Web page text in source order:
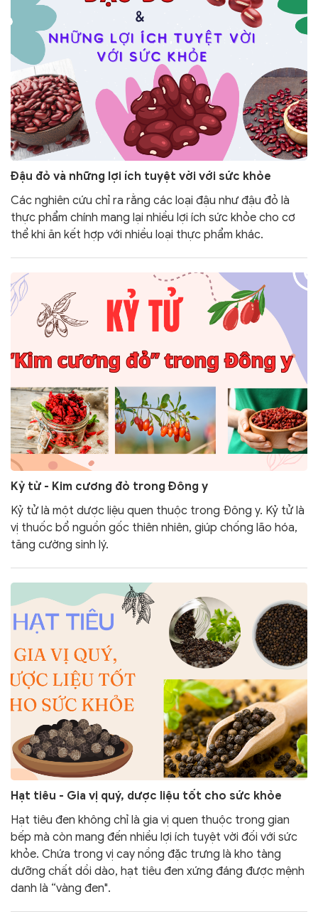
Đậu đỏ và những lợi ích tuyệt vời với sức khỏe
Các nghiên cứu chỉ ra rằng các loại đậu như đậu đỏ là
thực phẩm chính mang lại nhiều lợi ích sức khỏe cho cơ
thể khi ăn kết hợp với nhiều loại thực phẩm khác.
Kỷ tử - Kim cương đỏ trong Đông y
Kỷ tử là một dược liệu quen thuộc trong Đông y. Kỷ tử là
vị thuốc bổ nguồn gốc thiên nhiên, giúp chống lão hóa,
tăng cường sinh lý.
Hạt tiêu - Gia vị quý, dược liệu tốt cho sức khỏe
Hạt tiêu đen không chỉ là gia vị quen thuộc trong gian
bếp mà còn mang đến nhiều lợi ích tuyệt vời đối với sức
khỏe. Chứa trong vị cay nồng đặc trưng là kho tàng
dưỡng chất dồi dào, hạt tiêu đen xứng đáng được mệnh
danh là “vàng đen".